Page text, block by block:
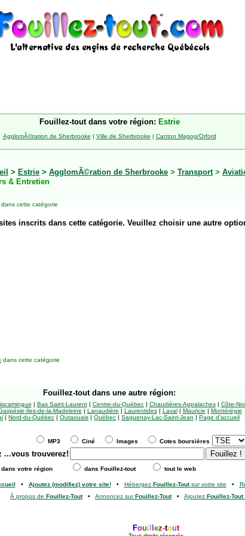
Fouillez-tout dans votre région: Estrie
AgglomÃ©ration de Sherbrooke | Ville de Sherbrooke | Canton Magog/Orford
> Estrie > AgglomÃ©ration de Sherbrooke > Transport>
& Entretien
dans cette catégorie
sites inscrits dans cette catégorie. Veuillez choisir une autre
dans cette catégorie
Fouillez-tout dans une autre région:
| Bas Saint-Laurent| Centre-du-Québec| Chaudières-Appalaches| Côte-
Îles-de-la-Madeleine | Lanaudière | Laurentides| Laval| Mauricie | Montérégie
| Nord-du-Québec | Outaouais | Québec | Saguenay-Lac-Saint-Jean | Page d'accueil
MP3 Ciné Images Cotes boursières
...vous trouverez!
dans votre région dans Fouillez-tout tout le web
• Ajoutez (modifiez) votre site!• Hébergez Fouillez-Toutsur votre site •
À propos de Fouillez-Tout• Annoncez surFouillez-Tout• Ajoutez Fouillez-Tout
Foui ez-tout